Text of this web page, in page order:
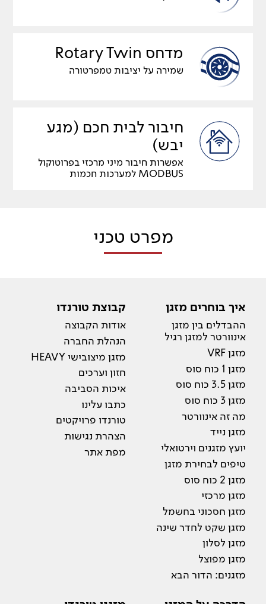
מדחס Rotary Twin
שמירה על יציבות טמפרטורה
חיבור לבית חכם (מגע
יבש)
אפשרות חיבור מיני מרכזי בפרוטוקול
MODBUS למערכות חכמות
מפרט טכני
איך בוחרים מזגן
ההבדלים בין מזגן
אינוורטר למזגן רגיל
מזגן VRF
מזגן 1 כוח סוס
מזגן 3.5 כוח סוס
מזגן 3 כוח סוס
מה זה אינוורטר
מזגן נייד
יועץ מזגנים וירטואלי
טיפים לבחירת מזגן
מזגן 2 כוח סוס
מזגן מרכזי
מזגן חסכוני בחשמל
מזגן שקט לחדר שינה
מזגן לסלון
מזגן מפוצל
מזגנים: הדור הבא
קבוצת טורנדו
אודות הקבוצה
הנהלת החברה
מזגן מיצובישי HEAVY
חזון וערכים
איכות הסביבה
כתבו עלינו
טורנדו פרויקטים
הצהרת נגישות
מפת אתר